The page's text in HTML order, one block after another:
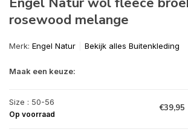
rosewood melange
Merk: Engel Natur Bekijk alles Buitenkleding
Maak een keuze:
Size : 50-56
Op voorraad
€39,95